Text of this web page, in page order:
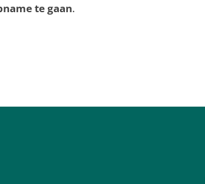
te gaan.